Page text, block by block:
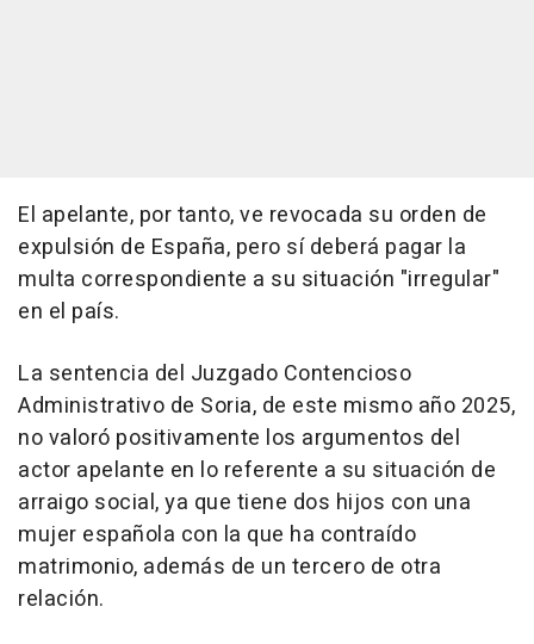
El apelante, por tanto, ve revocada su orden de
expulsión de España, pero sí deberá pagar la
multa correspondiente a su situación "irregular"
en el país.
La sentencia del Juzgado Contencioso
Administrativo de Soria, de este mismo año 2025,
no valoró positivamente los argumentos del
actor apelante en lo referente a su situación de
arraigo social, ya que tiene dos hijos con una
mujer española con la que ha contraído
matrimonio, además de un tercero de otra
relación.